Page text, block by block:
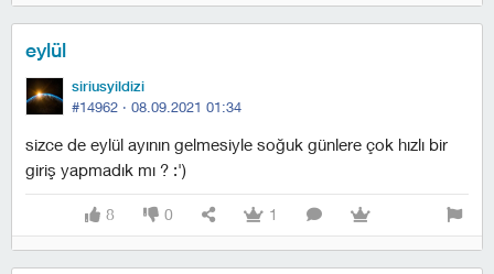
eylül
siriusyildizi
#14962 · 08.09.2021 01:34
sizce de eylül ayının gelmesiyle soğuk günlere çok hızlı bir
giriş yapmadık mı ? :')
8 0 1